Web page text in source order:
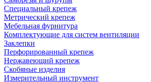
Специальный крепеж
Метрический крепеж
Мебельная фурнитура
Комплектующие для систем вентиляции
Заклепки
Перфорированный крепеж
Нержавеющий крепеж
Скобяные изделия
Измерительный инструмент